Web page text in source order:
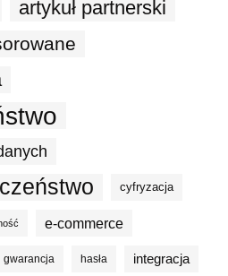
artykuł partnerski
cyfryzacja
e-commerce
gwarancja hasła integracja